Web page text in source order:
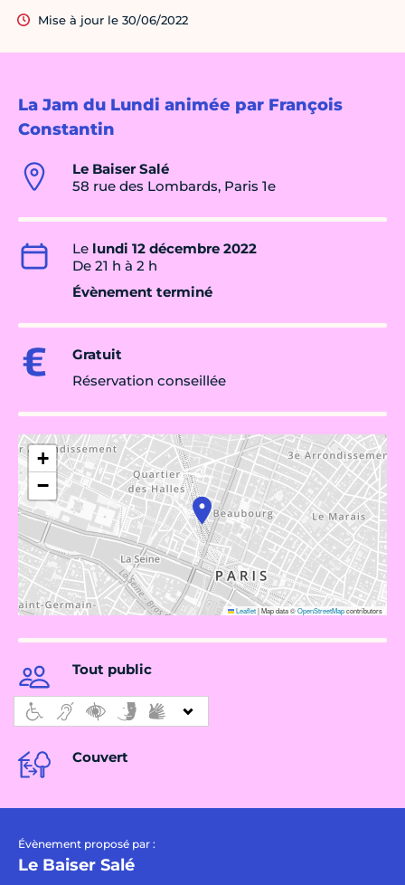
La Jam du Lundi animée par François
Constantin
Le Baiser Salé
58 rue des Lombards, Paris 1e
Le lundi 12 décembre 2022
De 21 h à 2 h
Évènement terminé
Gratuit
Réservation conseillée
+
−
Leaflet|Map data ©OpenStreetMapcontributors
Tout public
Couvert
Évènement proposé par :
Le Baiser Salé
Mise à jour le 30/06/2022